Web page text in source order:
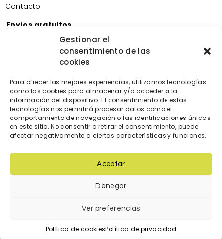
Gestionar el
consentimiento de las
cookies
Para ofrecer las mejores experiencias, utilizamos tecnologías
como las cookies para almacenar y/o acceder a la
información del dispositivo. El consentimiento de estas
tecnologías nos permitirá procesar datos como el
comportamiento de navegación o las identificaciones únicas
en este sitio. No consentir o retirar el consentimiento, puede
afectar negativamente a ciertas características y funciones.
Aceptar
Denegar
Ver preferencias
Política de cookiesPolítica de privacidad
Contacto
Envíos gratuitos
Envíos gratuitos por la compra de más de 60€.
Devoluciones gratuitas
Devoluciones gratuitas en nuestra tienda física.
Pago seguro
Tarjeta de crédito/débito.
Transferencia bancaria.
Bizum.
© 2023 Diseñada y creada porlocatec.es
Términos y condiciones de uso